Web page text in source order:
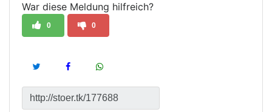
War diese Meldung hilfreich?
0 0